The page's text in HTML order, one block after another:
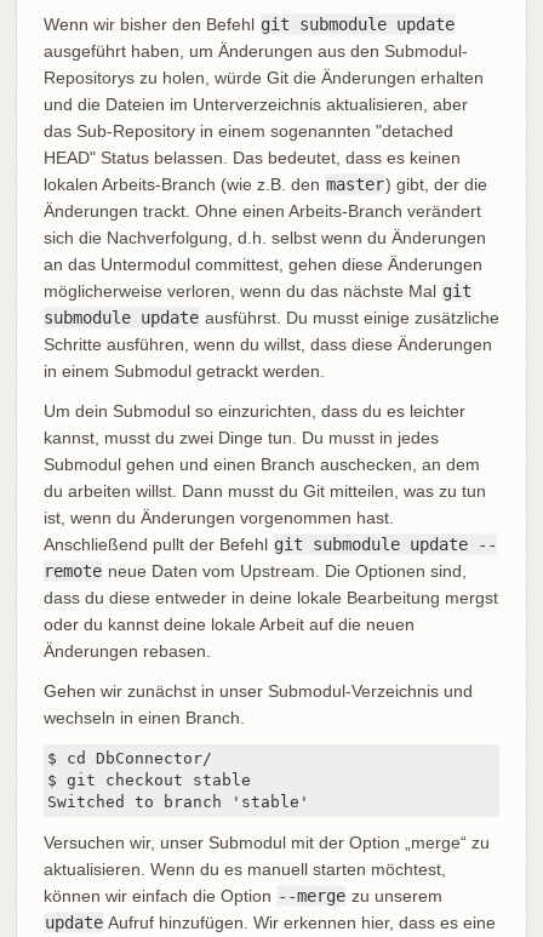
Wenn wir bisher den Befehl git submodule update
ausgeführt haben, um Änderungen aus den Submodul-
Repositorys zu holen, würde Git die Änderungen erhalten
und die Dateien im Unterverzeichnis aktualisieren, aber
das Sub-Repository in einem sogenannten "detached
HEAD" Status belassen. Das bedeutet, dass es keinen
lokalen Arbeits-Branch (wie z.B. den master) gibt, der die
Änderungen trackt. Ohne einen Arbeits-Branch verändert
sich die Nachverfolgung, d.h. selbst wenn du Änderungen
an das Untermodul committest, gehen diese Änderungen
möglicherweise verloren, wenn du das nächste Mal git
submodule update ausführst. Du musst einige zusätzliche
Schritte ausführen, wenn du willst, dass diese Änderungen
in einem Submodul getrackt werden.
Um dein Submodul so einzurichten, dass du es leichter
kannst, musst du zwei Dinge tun. Du musst in jedes
Submodul gehen und einen Branch auschecken, an dem
du arbeiten willst. Dann musst du Git mitteilen, was zu tun
ist, wenn du Änderungen vorgenommen hast.
Anschließend pullt der Befehl git submodule update --
remote neue Daten vom Upstream. Die Optionen sind,
dass du diese entweder in deine lokale Bearbeitung mergst
oder du kannst deine lokale Arbeit auf die neuen
Änderungen rebasen.
Gehen wir zunächst in unser Submodul-Verzeichnis und
wechseln in einen Branch.
$ cd DbConnector/
$ git checkout stable
Switched to branch 'stable'
Versuchen wir, unser Submodul mit der Option „merge“ zu
aktualisieren. Wenn du es manuell starten möchtest,
können wir einfach die Option --merge zu unserem
update Aufruf hinzufügen. Wir erkennen hier, dass es eine